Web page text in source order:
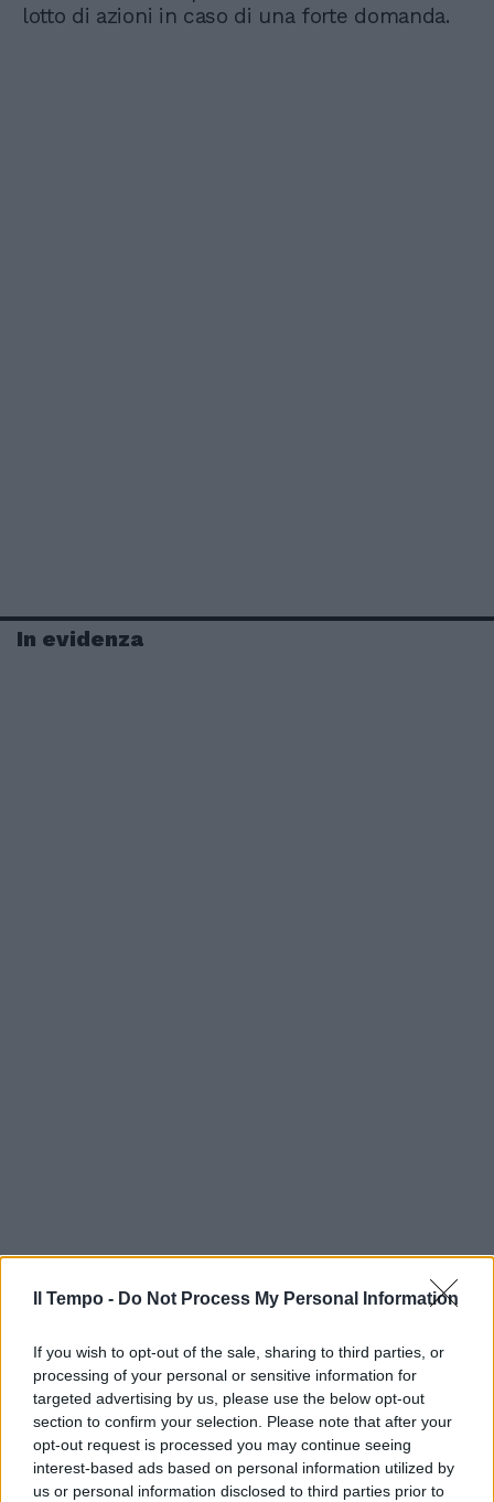
Il Tempo - Do Not Process My Personal Information
If you wish to opt-out of the sale, sharing to third parties, or
processing of your personal or sensitive information for
targeted advertising by us, please use the below opt-out
section to confirm your selection. Please note that after your
opt-out request is processed you may continue seeing
interest-based ads based on personal information utilized by
us or personal information disclosed to third parties prior to
lotto di azioni in caso di una forte domanda.
In evidenza